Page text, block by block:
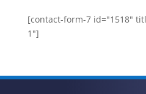
[contact-form-7 id="1518"
1"]